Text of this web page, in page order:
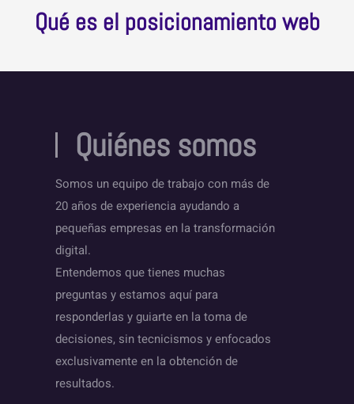
Qué es el posicionamiento web
Quiénes somos
Somos un equipo de trabajo con más de
20 años de experiencia ayudando a
pequeñas empresas en la transformación
digital.
Entendemos que tienes muchas
preguntas y estamos aquí para
responderlas y guiarte en la toma de
decisiones, sin tecnicismos y enfocados
exclusivamente en la obtención de
resultados.